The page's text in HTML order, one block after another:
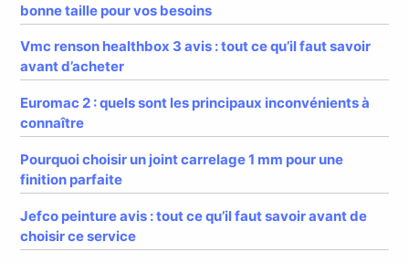
bonne taille pour vos besoins
Vmc renson healthbox 3 avis : tout ce qu’il faut savoir
avant d’acheter
Euromac 2 : quels sont les principaux inconvénients à
connaître
Pourquoi choisir un joint carrelage 1 mm pour une
finition parfaite
Jefco peinture avis : tout ce qu’il faut savoir avant de
choisir ce service